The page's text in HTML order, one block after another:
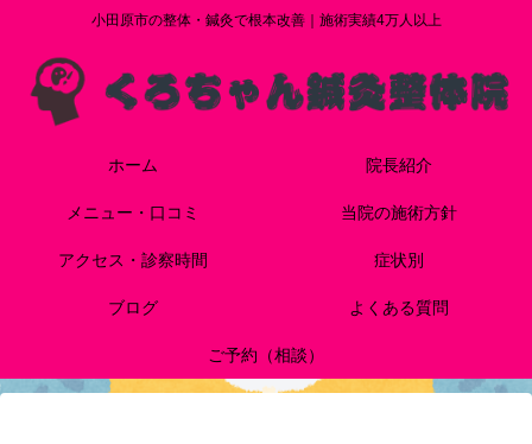
小田原市の整体・鍼灸で根本改善｜施術実績4万人以上
ホーム 院長紹介
メニュー・口コミ 当院の施術方針
アクセス・診察時間 症状別
ブログ よくある質問
ご予約（相談）